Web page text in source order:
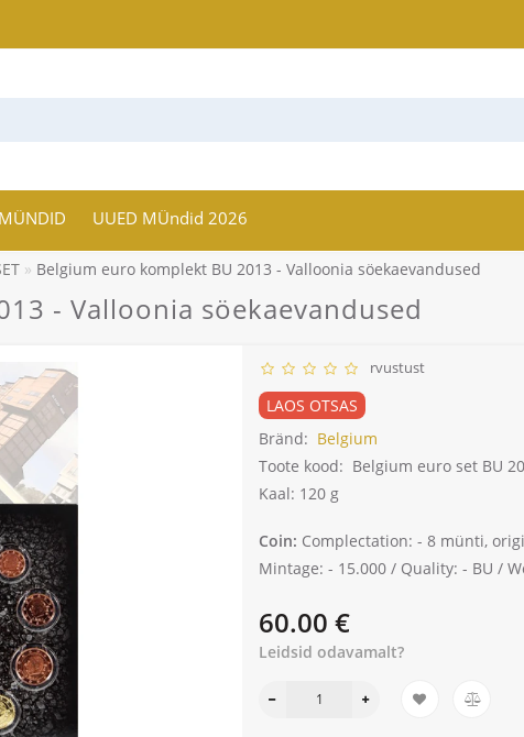
UUED MÜndid 2026
Belgium euro komplekt BU 2013 - Valloonia söekaevandused
- Valloonia söekaevandused
rvustust
LAOS OTSAS
Bränd: Belgium
Toote kood: Belgium euro set BU
Kaal: 120 g
Coin: Complectation: - 8 münti,
Mintage: - 15.000 / Quality: - BU /
60.00 €
Leidsid odavamalt?